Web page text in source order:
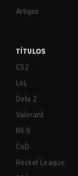
Artigos
TÍTULOS
CS2
LoL
Dota 2
Valorant
R6:S
CoD
Rocket League